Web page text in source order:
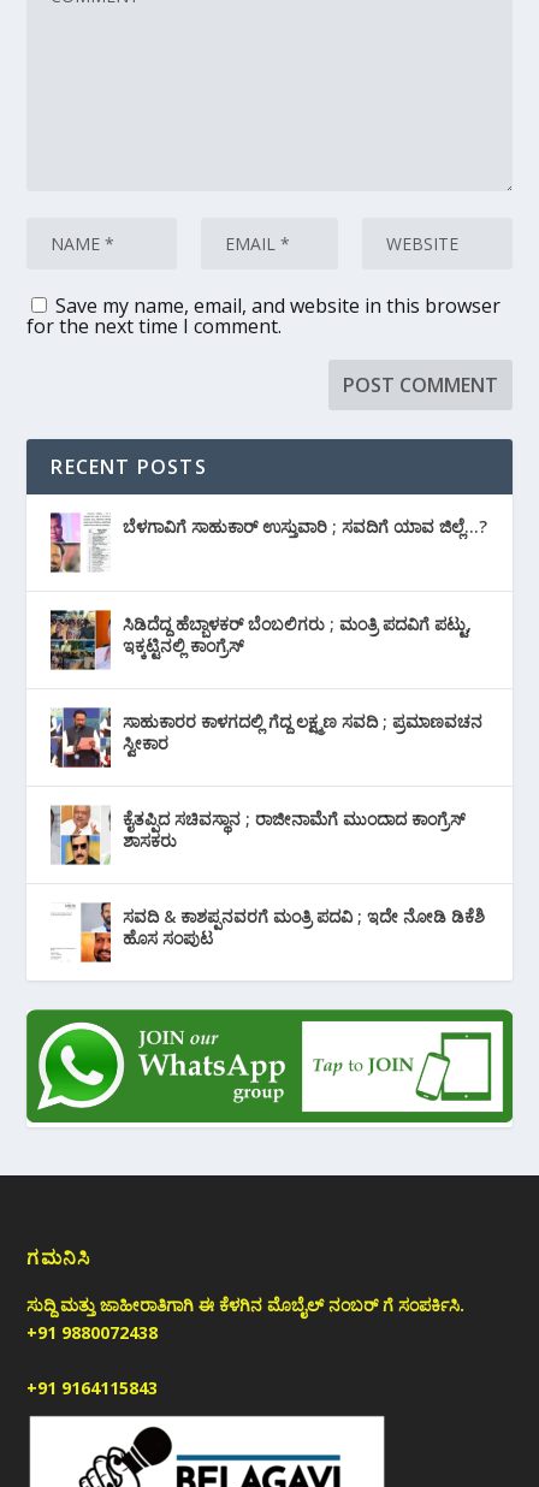
Save my name, email, and website in this browser
for the next time I comment.
RECENT POSTS
ಬೆಳಗಾವಿಗೆ ಸಾಹುಕಾರ್ ಉಸ್ತುವಾರಿ ; ಸವದಿಗೆ ಯಾವ ಜಿಲ್ಲೆ…?
ಸಿಡಿದೆದ್ದ ಹೆಬ್ಬಾಳಕರ್ ಬೆಂಬಲಿಗರು ; ಮಂತ್ರಿ ಪದವಿಗೆ ‌ಪಟ್ಟು,
ಇಕ್ಕಟ್ಟಿನಲ್ಲಿ ಕಾಂಗ್ರೆಸ್
ಸಾಹುಕಾರರ ಕಾಳಗದಲ್ಲಿ ಗೆದ್ದ ಲಕ್ಷ್ಮಣ ಸವದಿ ; ಪ್ರಮಾಣವಚನ
ಸ್ವೀಕಾರ
ಕೈತಪ್ಪಿದ ಸಚಿವಸ್ಥಾನ ; ರಾಜೀನಾಮೆಗೆ ಮುಂದಾದ ಕಾಂಗ್ರೆಸ್
‌ಶಾಸಕರು
ಸವದಿ & ಕಾಶಪ್ಪನವರಗೆ ಮಂತ್ರಿ ಪದವಿ ; ಇದೇ ನೋಡಿ‌ ಡಿಕೆಶಿ
ಹೊಸ ಸಂಪುಟ
ಗಮನಿಸಿ
ಸುದ್ದಿ ಮತ್ತು ಜಾಹೀರಾತಿಗಾಗಿ ಈ ಕೆಳಗಿನ ಮೊಬೈಲ್ ನಂಬರ್ ಗೆ ಸಂಪರ್ಕಿಸಿ.
+91 9880072438
+91 9164115843